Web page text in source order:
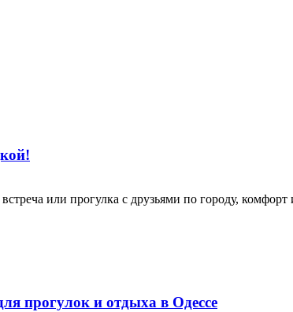
или прогулка с друзьями по городу,
прогулок и отдыха в Одессе